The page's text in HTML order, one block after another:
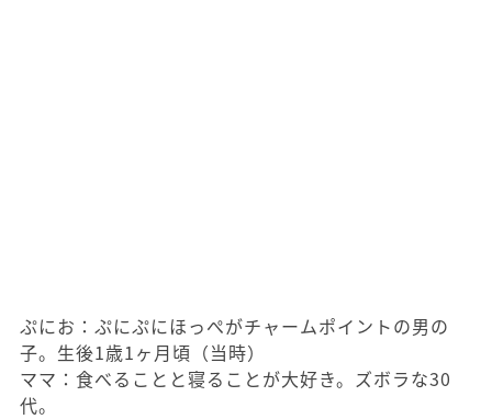
ぷにお：ぷにぷにほっぺがチャームポイントの男の
子。生後1歳1ヶ月頃（当時）
ママ：食べることと寝ることが大好き。ズボラな30
代。